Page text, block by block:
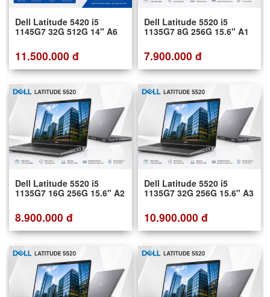
Dell Latitude 5420 i5
1145G7 32G 512G 14" A6
11.500.000 đ
Dell Latitude 5520 i5
1135G7 8G 256G 15.6" A1
7.900.000 đ
Dell Latitude 5520 i5
1135G7 16G 256G 15.6" A2
8.900.000 đ
Dell Latitude 5520 i5
1135G7 32G 256G 15.6" A3
10.900.000 đ